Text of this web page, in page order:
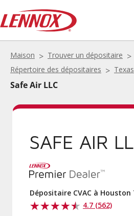
Maison
Trouver un dépositaire
Répertoire des dépositaires
Texas
Safe Air LLC
SAFE AIR
Dépositaire CVAC à Houston
4.7 (562)